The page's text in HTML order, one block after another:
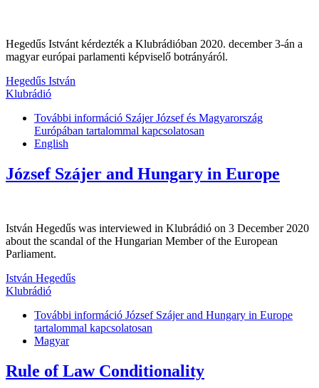
Hegedűs Istvánt kérdezték a Klubrádióban 2020. december 3-án a
magyar európai parlamenti képviselő botrányáról.
Hegedűs István
Klubrádió
További információ Szájer József és Magyarország
Európában tartalommal kapcsolatosan
English
József Szájer and Hungary in Europe
István Hegedűs was interviewed in Klubrádió on 3 December 2020
about the scandal of the Hungarian Member of the European
Parliament.
István Hegedűs
Klubrádió
További információ József Szájer and Hungary in Europe
tartalommal kapcsolatosan
Magyar
Rule of Law Conditionality